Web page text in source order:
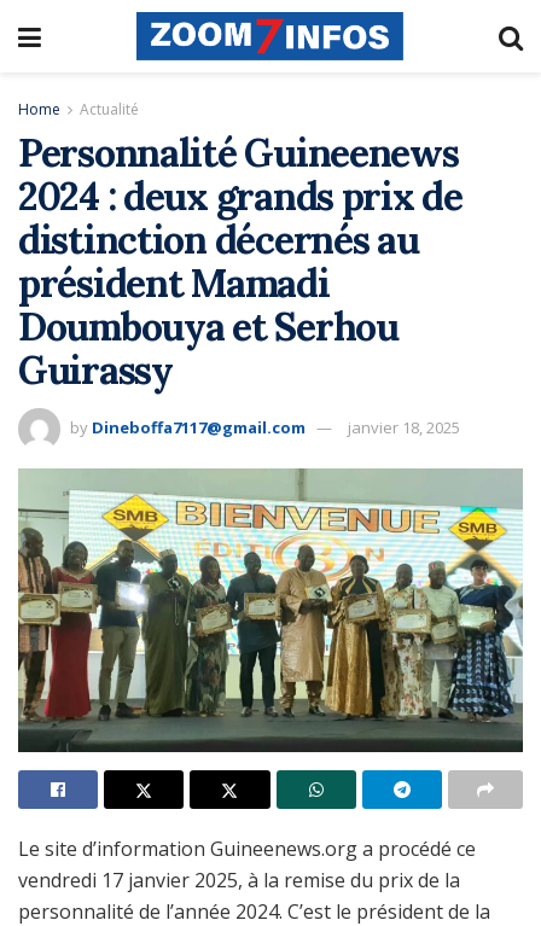
Home Actualité
Personnalité Guineenews
2024 : deux grands prix de
distinction décernés au
président Mamadi
Doumbouya et Serhou
Guirassy
by Dineboffa7117@gmail.com janvier 18, 2025
Le site d’information Guineenews.org a procédé ce
vendredi 17 janvier 2025, à la remise du prix de la
personnalité de l’année 2024. C’est le président de la